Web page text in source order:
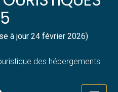
à jour 24 février 2026)
des hébergements